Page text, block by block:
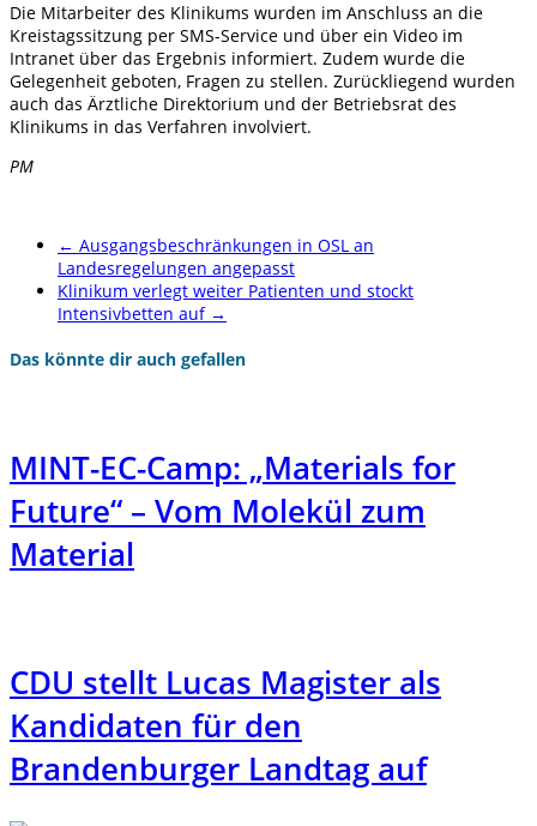
Die Mitarbeiter des Klinikums wurden im Anschluss an die
Kreistagssitzung per SMS-Service und über ein Video im
Intranet über das Ergebnis informiert. Zudem wurde die
Gelegenheit geboten, Fragen zu stellen. Zurückliegend wurden
auch das Ärztliche Direktorium und der Betriebsrat des
Klinikums in das Verfahren involviert.
PM
← Ausgangsbeschränkungen in OSL an
Landesregelungen angepasst
Klinikum verlegt weiter Patienten und stockt
Intensivbetten auf →
Das könnte dir auch gefallen
MINT-EC-Camp: „Materials for
Future“ – Vom Molekül zum
Material
CDU stellt Lucas Magister als
Kandidaten für den
Brandenburger Landtag auf